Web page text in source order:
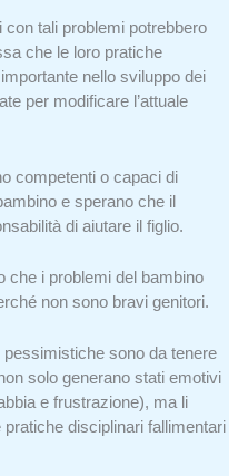
con tali problemi potrebbero
che le loro pratiche
nello sviluppo dei
per modificare l’attuale
competenti o capaci di
e sperano che il
di aiutare il figlio.
che i problemi del bambino
non sono bravi genitori.
sono da tenere
solo generano stati emotivi
e frustrazione), ma li
disciplinari fallimentari